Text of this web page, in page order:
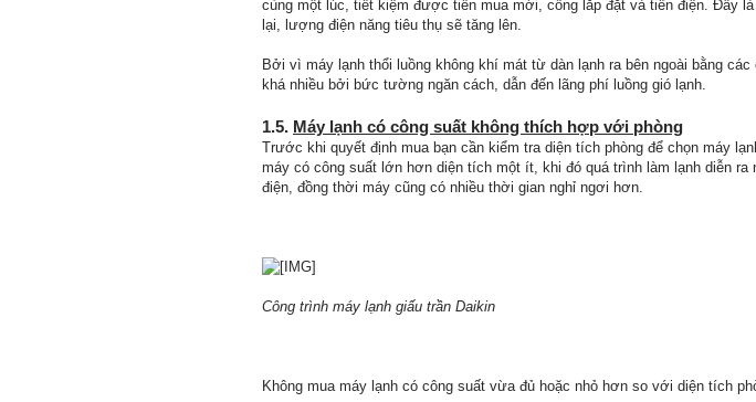
cùng một lúc, tiết kiệm được tiền mua mới, công lắp đặt và tiền điện. Đây
lại, lượng điện năng tiêu thụ sẽ tăng lên.
Bởi vì máy lạnh thổi luồng không khí mát từ dàn lạnh ra bên ngoài bằng
khá nhiều bởi bức tường ngăn cách, dẫn đến lãng phí luồng gió lạnh.
1.5. Máy lạnh có công suất không thích hợp với phòng
Trước khi quyết định mua bạn cần kiểm tra diện tích phòng để chọn máy
máy có công suất lớn hơn diện tích một ít, khi đó quá trình làm lạnh diễn
điện, đồng thời máy cũng có nhiều thời gian nghỉ ngơi hơn.
Công trình máy lạnh giấu trần Daikin
Không mua máy lạnh có công suất vừa đủ hoặc nhỏ hơn so với diện tích